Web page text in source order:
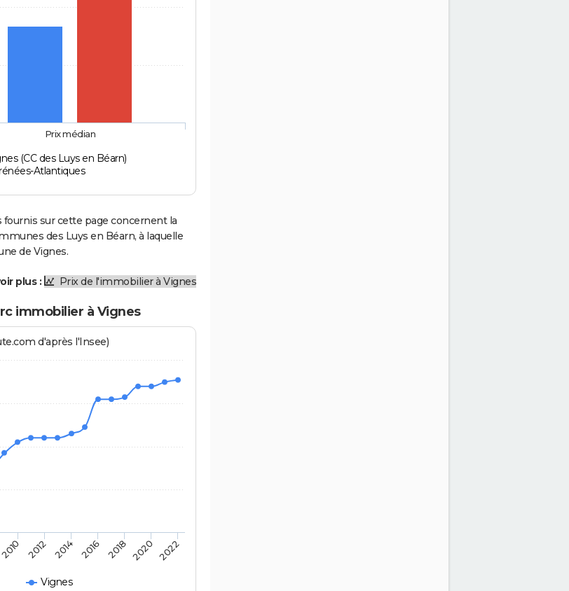
(CC des Luys en Béarn)
Atlantiques
Prix médian
sur cette page concernent la
des Luys en Béarn, à laquelle
de Vignes.
plus : Prix de l'immobilier à Vignes
immobilier à Vignes
d'après l'Insee)
Vignes
2010 2012 2014 2016 2018 2020 2022